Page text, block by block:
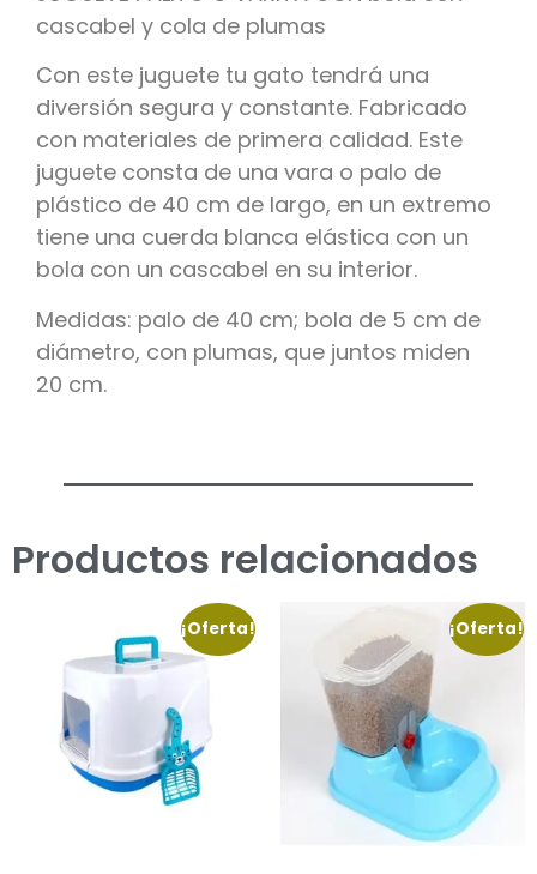
cascabel y cola de plumas
Con este juguete tu gato tendrá una
diversión segura y constante. Fabricado
con materiales de primera calidad. Este
juguete consta de una vara o palo de
plástico de 40 cm de largo, en un extremo
tiene una cuerda blanca elástica con un
bola con un cascabel en su interior.
Medidas: palo de 40 cm; bola de 5 cm de
diámetro, con plumas, que juntos miden
20 cm.
Productos relacionados
¡Oferta! ¡Oferta!